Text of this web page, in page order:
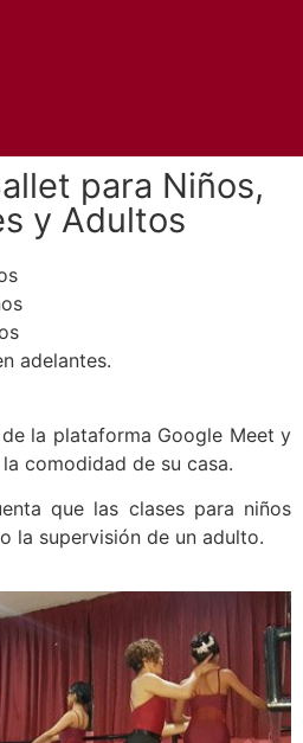
para Niños,
y Adultos
adelantes.
la plataforma Google Meet y
comodidad de su casa.
que las clases para niños
la supervisión de un adulto.